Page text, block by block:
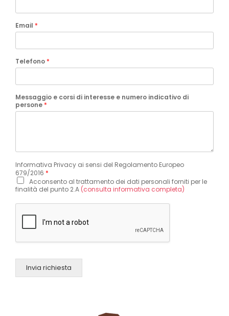
Email *
Telefono *
Messaggio e corsi di interesse e numero indicativo di
persone *
Informativa Privacy ai sensi del Regolamento Europeo
679/2016 *
Acconsento al trattamento dei dati personali forniti per le
finalità del punto 2.A (consulta informativa completa)
Invia richiesta